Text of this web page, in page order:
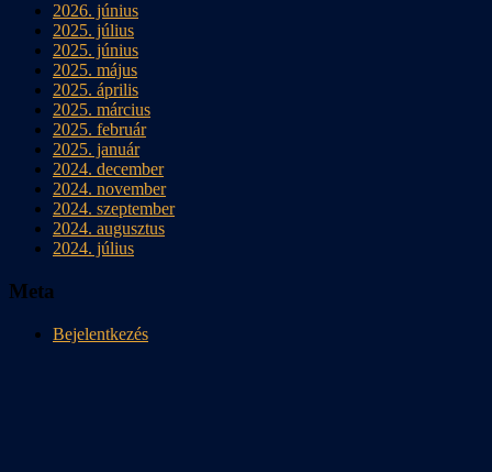
2026. június
2025. július
2025. június
2025. május
2025. április
2025. március
2025. február
2025. január
2024. december
2024. november
2024. szeptember
2024. augusztus
2024. július
Meta
Bejelentkezés